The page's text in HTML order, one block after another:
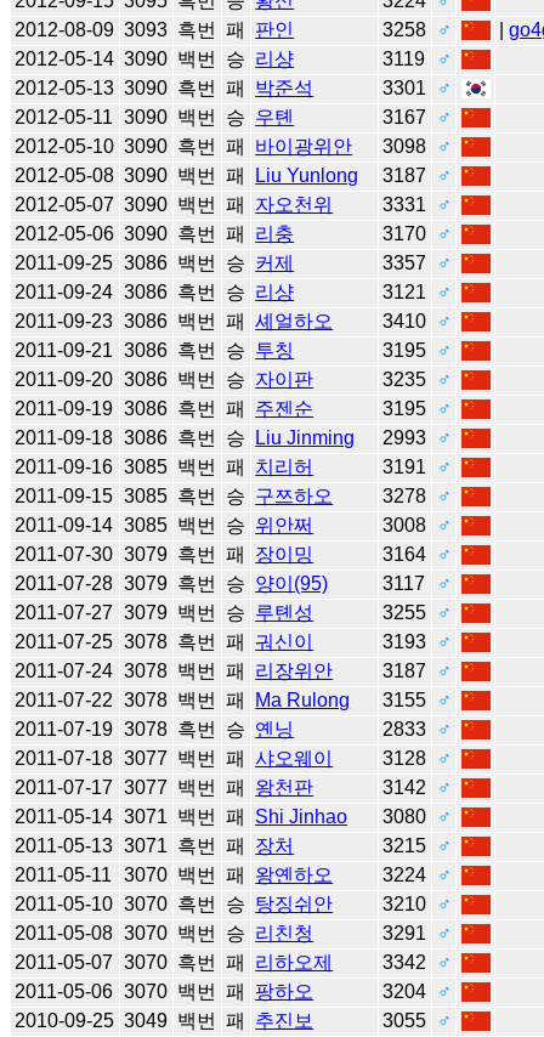
2012-08-09 3093 흑번 패 판인 3258 ♂ |
2012-05-14 3090 백번 승 리샹 3119
♂
2012-05-13 3090 흑번 패 박준석 3301
♂
2012-05-11 3090 백번 승 우톈 3167
♂
2012-05-10 3090 흑번 패 바이광위안 3098
♂
2012-05-08 3090 백번 패 Liu Yunlong 3187
♂
2012-05-07 3090 백번 패 자오천위 3331
♂
2012-05-06 3090 흑번 패 리충 3170
♂
2011-09-25 3086 백번 승 커제 3357
♂
2011-09-24 3086 흑번 승 리샹 3121
♂
2011-09-23 3086 백번 패 셰얼하오 3410
♂
2011-09-21 3086 흑번 승 투칭 3195
♂
2011-09-20 3086 백번 승 자이판 3235
♂
2011-09-19 3086 흑번 패 주젠순 3195
♂
2011-09-18 3086 흑번 승 Liu Jinming 2993
♂
2011-09-16 3085 백번 패 치리허 3191
♂
2011-09-15 3085 흑번 승 구쯔하오 3278
♂
2011-09-14 3085 백번 승 위안쩌 3008
♂
2011-07-30 3079 흑번 패 장이밍 3164
♂
2011-07-28 3079 흑번 승 양이(95) 3117
♂
2011-07-27 3079 백번 승 루톈성 3255
♂
2011-07-25 3078 흑번 패 궈신이 3193
♂
2011-07-24 3078 백번 패 리장위안 3187
♂
2011-07-22 3078 백번 패 Ma Rulong 3155
♂
2011-07-19 3078 흑번 승 옌닝 2833
♂
2011-07-18 3077 백번 패 샤오웨이 3128
♂
2011-07-17 3077 백번 패 왕천판 3142
♂
2011-05-14 3071 백번 패 Shi Jinhao 3080
♂
2011-05-13 3071 흑번 패 장처 3215
♂
2011-05-11
3070 백번 패 왕옌하오 3224
♂
2011-05-10 3070 흑번 승 탕징쉬안 3210
♂
2011-05-08 3070 백번 승 리친청 3291
♂
2011-05-07 3070 흑번 패 리하오제 3342
♂
2011-05-06 3070 백번 패 팡하오 3204
♂
2010-09-25 3049 백번 패 추진보 3055
♂